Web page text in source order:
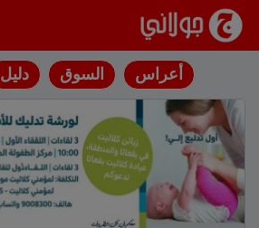
انتقل إلى المحتوى
أعراس السوق دليل